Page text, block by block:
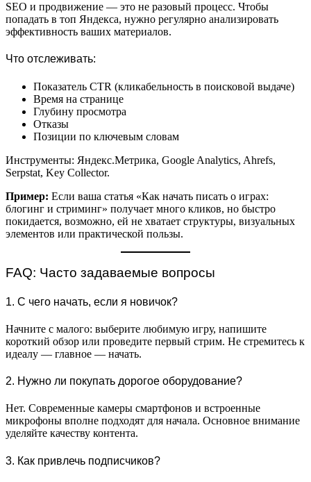
SEO и продвижение — это не разовый процесс. Чтобы
попадать в топ Яндекса, нужно регулярно анализировать
эффективность ваших материалов.
Что отслеживать:
Показатель CTR (кликабельность в поисковой выдаче)
Время на странице
Глубину просмотра
Отказы
Позиции по ключевым словам
Инструменты: Яндекс.Метрика, Google Analytics, Ahrefs,
Serpstat, Key Collector.
Пример: Если ваша статья «Как начать писать о играх:
блогинг и стриминг» получает много кликов, но быстро
покидается, возможно, ей не хватает структуры, визуальных
элементов или практической пользы.
FAQ: Часто задаваемые вопросы
1. С чего начать, если я новичок?
Начните с малого: выберите любимую игру, напишите
короткий обзор или проведите первый стрим. Не стремитесь к
идеалу — главное — начать.
2. Нужно ли покупать дорогое оборудование?
Нет. Современные камеры смартфонов и встроенные
микрофоны вполне подходят для начала. Основное внимание
уделяйте качеству контента.
3. Как привлечь подписчиков?